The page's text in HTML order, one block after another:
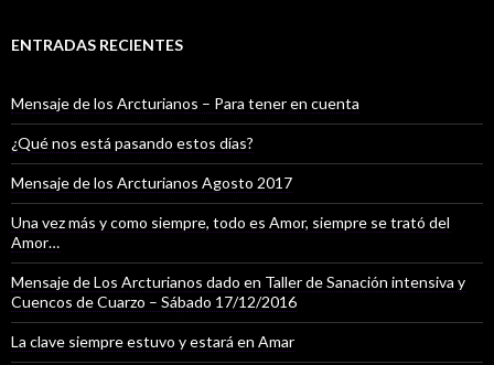
ENTRADAS RECIENTES
Mensaje de los Arcturianos – Para tener en cuenta
¿Qué nos está pasando estos días?
Mensaje de los Arcturianos Agosto 2017
Una vez más y como siempre, todo es Amor, siempre se trató del
Amor…
Mensaje de Los Arcturianos dado en Taller de Sanación intensiva y
Cuencos de Cuarzo – Sábado 17/12/2016
La clave siempre estuvo y estará en Amar